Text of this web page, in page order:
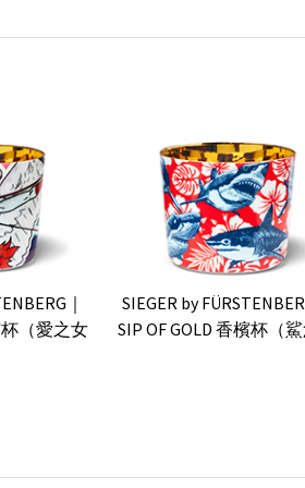
｜
杯（愛之女
SIEGER by
SIP OF GOLD 香檳杯（鯊